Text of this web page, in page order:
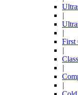
|
|
First
|
|
|